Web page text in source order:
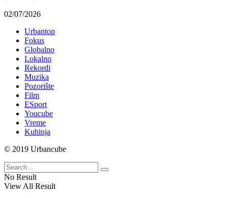
02/07/2026
Urbantop
Fokus
Globalno
Lokalno
Rekordi
Muzika
Pozorište
Film
ESport
Youcube
Vreme
Kuhinja
© 2019 Urbancube
No Result
View All Result